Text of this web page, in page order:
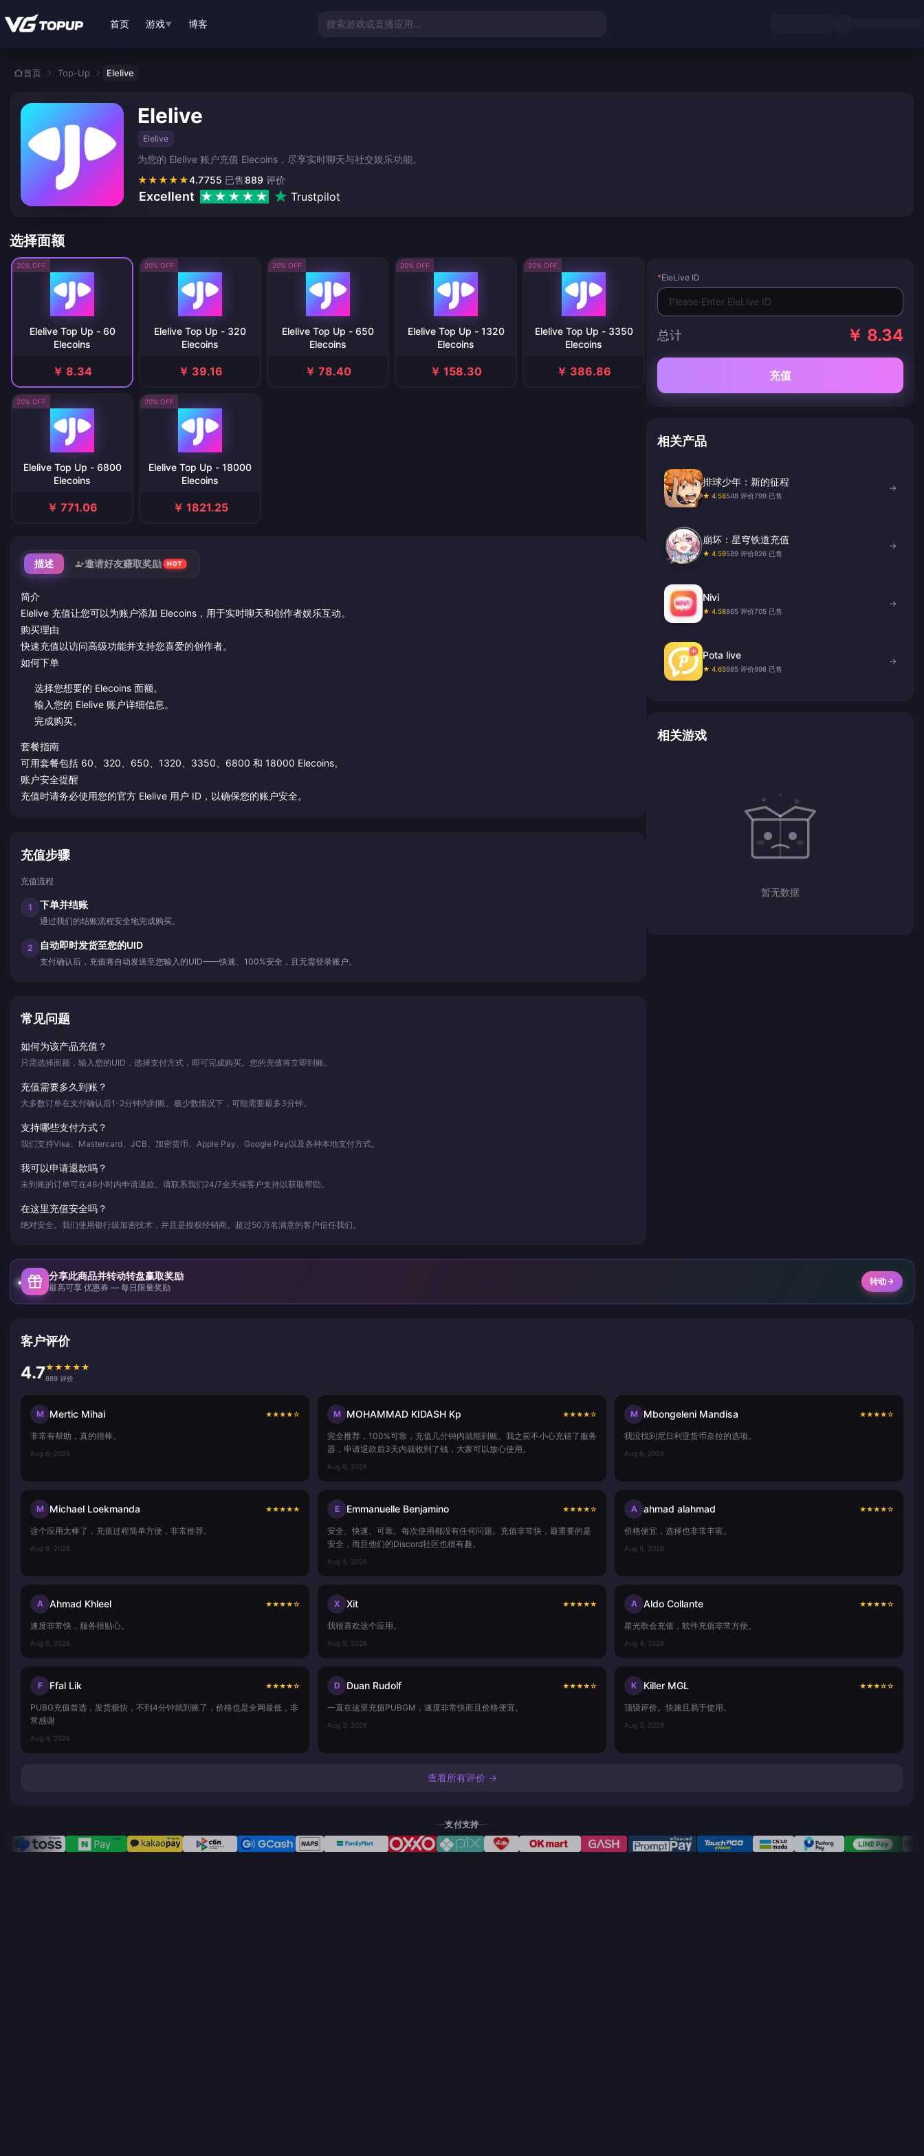
首页 游戏▼ 博客 搜索游戏或直播应用...
首页 Top-Up Elelive
Elelive
Elelive
为您的 Elelive 账户充值 Elecoins，尽享实时聊天与社交娱乐功能。
★★★★★4.7 889 评价
755 已售
Excellent Trustpilot
选择面额
20% OFF
Elelive Top Up - 60
Elecoins
￥ 8.34
20% OFF
Elelive Top Up - 320
Elecoins
￥ 39.16
20% OFF
Elelive Top Up - 650
Elecoins
￥ 78.40
20% OFF
Elelive Top Up - 1320
Elecoins
￥ 158.30
20% OFF
Elelive Top Up - 3350
Elecoins
￥ 386.86
20% OFF
Elelive Top Up - 6800
Elecoins
￥ 771.06
20% OFF
Elelive Top Up - 18000
Elecoins
￥ 1821.25
描述 邀请好友赚取奖励 HOT
简介
Elelive 充值让您可以为账户添加 Elecoins，用于实时聊天和创作者娱乐互动。
购买理由
快速充值以访问高级功能并支持您喜爱的创作者。
如何下单
选择您想要的 Elecoins 面额。
输入您的 Elelive 账户详细信息。
完成购买。
套餐指南
可用套餐包括 60、320、650、1320、3350、6800 和 18000 Elecoins。
账户安全提醒
充值时请务必使用您的官方 Elelive 用户 ID，以确保您的账户安全。
充值步骤
充值流程
1 下单并结账
通过我们的结账流程安全地完成购买。
2 自动即时发货至您的UID
支付确认后，充值将自动发送至您输入的UID——快速、100%安全，且无需登录账户。
常见问题
如何为该产品充值？
只需选择面额，输入您的UID，选择支付方式，即可完成购买。您的充值将立即到账。
充值需要多久到账？
大多数订单在支付确认后1-2分钟内到账。极少数情况下，可能需要最多3分钟。
支持哪些支付方式？
我们支持Visa、Mastercard、JCB、加密货币、Apple Pay、Google Pay以及各种本地支付方式。
我可以申请退款吗？
未到账的订单可在48小时内申请退款。请联系我们24/7全天候客户支持以获取帮助。
在这里充值安全吗？
绝对安全。我们使用银行级加密技术，并且是授权经销商。超过50万名满意的客户信任我们。
*EleLive ID
总计 ￥ 8.34
充值
相关产品
排球少年：新的征程
★ 4.58548 评价799 已售
→
崩坏：星穹铁道充值
★ 4.59589 评价826 已售
→
Nivi
★ 4.58865 评价705 已售
→
Pota live
★ 4.65985 评价998 已售
→
相关游戏
暂无数据
分享此商品并转动转盘赢取奖励
最高可享 优惠券 — 每日限量奖励
转动
客户评价
4.7★ ★ ★ ★ ★
889 评价
M Mertic Mihai ★★★★☆
非常有帮助，真的很棒。
Aug 6, 2026
M MOHAMMAD KIDASH Kp ★★★★☆
完全推荐，100%可靠，充值几分钟内就能到账。我之前不小心充错了服务
器，申请退款后3天内就收到了钱，大家可以放心使用。
Aug 6, 2026
M Mbongeleni Mandisa ★★★★☆
我没找到尼日利亚货币奈拉的选项。
Aug 6, 2026
M Michael Loekmanda ★★★★★
这个应用太棒了，充值过程简单方便，非常推荐。
Aug 6, 2026
E Emmanuelle Benjamino ★★★★☆
安全、快速、可靠。每次使用都没有任何问题。充值非常快，最重要的是
安全，而且他们的Discord社区也很有趣。
Aug 5, 2026
A ahmad alahmad ★★★★☆
价格便宜，选择也非常丰富。
Aug 5, 2026
A Ahmad Khleel ★★★★☆
速度非常快，服务很贴心。
Aug 5, 2026
X Xit ★★★★★
我很喜欢这个应用。
Aug 5, 2026
A Aldo Collante ★★★★☆
星光歌会充值，软件充值非常方便。
Aug 4, 2026
F Ffal Lik ★★★★☆
PUBG充值首选，发货极快，不到4分钟就到账了，价格也是全网最低，非
常感谢
Aug 4, 2026
D Duan Rudolf ★★★★☆
一直在这里充值PUBGM，速度非常快而且价格便宜。
Aug 3, 2026
K Killer MGL ★★★☆☆
顶级评价。快速且易于使用。
Aug 3, 2026
查看所有评价 →
支付支持